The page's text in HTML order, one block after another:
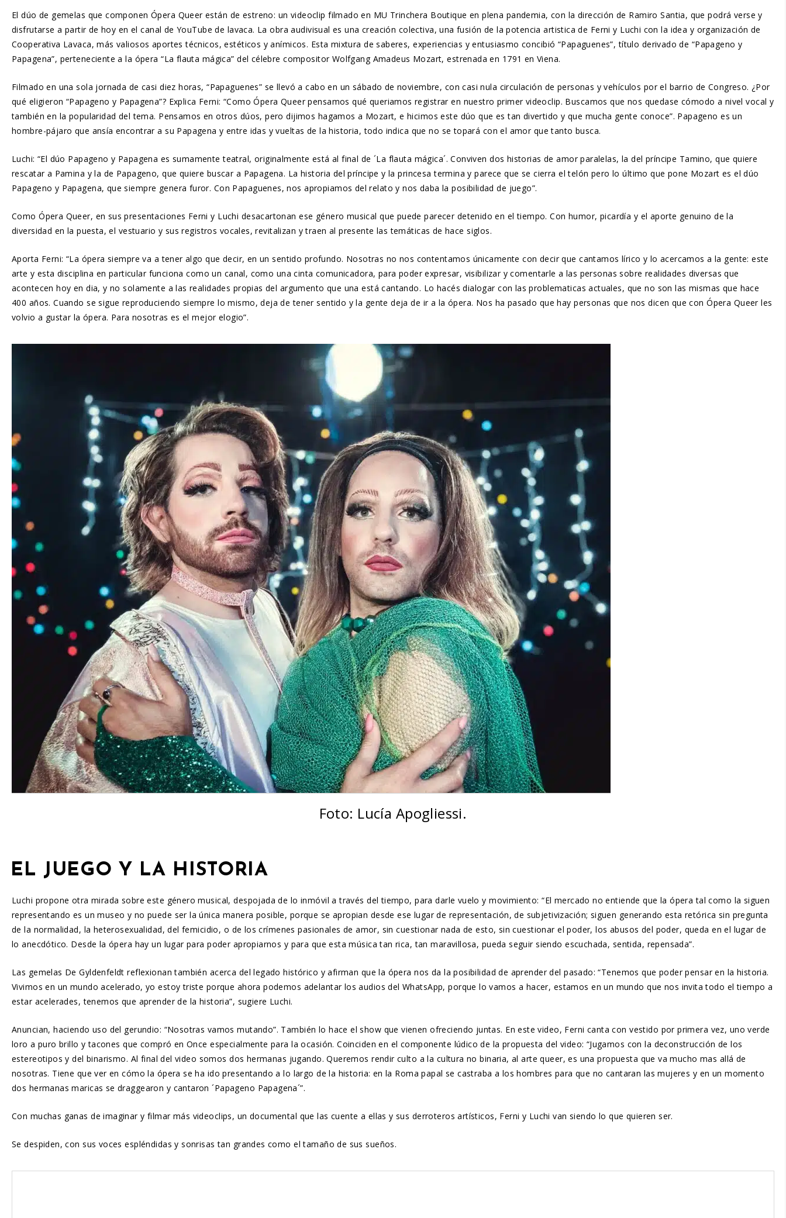
El dúo de gemelas que componen Ópera Queer están de estreno: un videoclip filmado en MU Trinchera Boutique en plena pandemia, con la dirección de Ramiro Santia, que podrá verse y
disfrutarse a partir de hoy en el canal de YouTube de lavaca. La obra audivisual es una creación colectiva, una fusión de la potencia artistica de Ferni y Luchi con la idea y organización de
Cooperativa Lavaca, más valiosos aportes técnicos, estéticos y anímicos. Esta mixtura de saberes, experiencias y entusiasmo concibió “Papaguenes”, título derivado de “Papageno y
Papagena”, perteneciente a la ópera “La flauta mágica” del célebre compositor Wolfgang Amadeus Mozart, estrenada en 1791 en Viena.
Filmado en una sola jornada de casi diez horas, “Papaguenes” se llevó a cabo en un sábado de noviembre, con casi nula circulación de personas y vehículos por el barrio de Congreso. ¿Por
qué eligieron “Papageno y Papagena”? Explica Ferni: “Como Ópera Queer pensamos qué queriamos registrar en nuestro primer videoclip. Buscamos que nos quedase cómodo a nivel vocal y
también en la popularidad del tema. Pensamos en otros dúos, pero dijimos hagamos a Mozart, e hicimos este dúo que es tan divertido y que mucha gente conoce”. Papageno es un
hombre-pájaro que ansía encontrar a su Papagena y entre idas y vueltas de la historia, todo indica que no se topará con el amor que tanto busca.
Luchi: “El dúo Papageno y Papagena es sumamente teatral, originalmente está al final de ´La flauta mágica´. Conviven dos historias de amor paralelas, la del príncipe Tamino, que quiere
rescatar a Pamina y la de Papageno, que quiere buscar a Papagena. La historia del príncipe y la princesa termina y parece que se cierra el telón pero lo último que pone Mozart es el dúo
Papageno y Papagena, que siempre genera furor. Con Papaguenes, nos apropiamos del relato y nos daba la posibilidad de juego”.
Como Ópera Queer, en sus presentaciones Ferni y Luchi desacartonan ese género musical que puede parecer detenido en el tiempo. Con humor, picardía y el aporte genuino de la
diversidad en la puesta, el vestuario y sus registros vocales, revitalizan y traen al presente las temáticas de hace siglos.
Aporta Ferni: “La ópera siempre va a tener algo que decir, en un sentido profundo. Nosotras no nos contentamos únicamente con decir que cantamos lírico y lo acercamos a la gente: este
arte y esta disciplina en particular funciona como un canal, como una cinta comunicadora, para poder expresar, visibilizar y comentarle a las personas sobre realidades diversas que
acontecen hoy en dia, y no solamente a las realidades propias del argumento que una está cantando. Lo hacés dialogar con las problematicas actuales, que no son las mismas que hace
400 años. Cuando se sigue reproduciendo siempre lo mismo, deja de tener sentido y la gente deja de ir a la ópera. Nos ha pasado que hay personas que nos dicen que con Ópera Queer les
volvio a gustar la ópera. Para nosotras es el mejor elogio”.
Foto: Lucía Apogliessi.
EL JUEGO Y LA HISTORIA
Luchi propone otra mirada sobre este género musical, despojada de lo inmóvil a través del tiempo, para darle vuelo y movimiento: “El mercado no entiende que la ópera tal como la siguen
representando es un museo y no puede ser la única manera posible, porque se apropian desde ese lugar de representación, de subjetivización; siguen generando esta retórica sin pregunta
de la normalidad, la heterosexualidad, del femicidio, o de los crímenes pasionales de amor, sin cuestionar nada de esto, sin cuestionar el poder, los abusos del poder, queda en el lugar de
lo anecdótico. Desde la ópera hay un lugar para poder apropiarnos y para que esta música tan rica, tan maravillosa, pueda seguir siendo escuchada, sentida, repensada”.
Las gemelas De Gyldenfeldt reflexionan también acerca del legado histórico y afirman que la ópera nos da la posibilidad de aprender del pasado: “Tenemos que poder pensar en la historia.
Vivimos en un mundo acelerado, yo estoy triste porque ahora podemos adelantar los audios del WhatsApp, porque lo vamos a hacer, estamos en un mundo que nos invita todo el tiempo a
estar acelerades, tenemos que aprender de la historia”, sugiere Luchi.
Anuncian, haciendo uso del gerundio: “Nosotras vamos mutando”. También lo hace el show que vienen ofreciendo juntas. En este video, Ferni canta con vestido por primera vez, uno verde
loro a puro brillo y tacones que compró en Once especialmente para la ocasión. Coinciden en el componente lúdico de la propuesta del video: “Jugamos con la deconstrucción de los
estereotipos y del binarismo. Al final del video somos dos hermanas jugando. Queremos rendir culto a la cultura no binaria, al arte queer, es una propuesta que va mucho mas allá de
nosotras. Tiene que ver en cómo la ópera se ha ido presentando a lo largo de la historia: en la Roma papal se castraba a los hombres para que no cantaran las mujeres y en un momento
dos hermanas maricas se draggearon y cantaron ´Papageno Papagena´”.
Con muchas ganas de imaginar y filmar más videoclips, un documental que las cuente a ellas y sus derroteros artísticos, Ferni y Luchi van siendo lo que quieren ser.
Se despiden, con sus voces espléndidas y sonrisas tan grandes como el tamaño de sus sueños.